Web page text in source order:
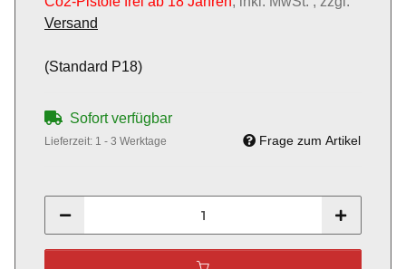
Versand
(Standard P18)
Sofort verfügbar
Lieferzeit: 1 - 3 Werktage Frage zum Artikel